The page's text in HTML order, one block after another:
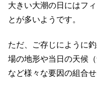
大きい大潮の日にはフ
とが多いようです。
ただ、ご存じにように
場の地形や当日の天候
など様々な要因の組合